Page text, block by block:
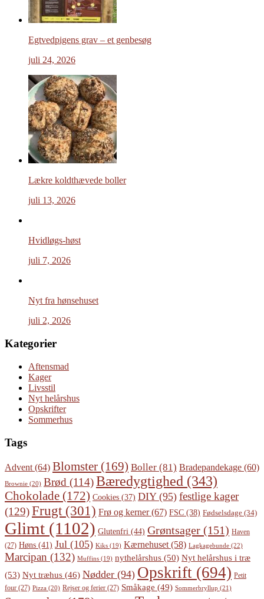
Egtvedpigens grav – et genbesøg
juli 24, 2026
Lækre koldthævede boller
juli 13, 2026
Hvidløgs-høst
juli 7, 2026
Nyt fra hønsehuset
juli 2, 2026
Kategorier
Aftensmad
Kager
Livsstil
Nyt helårshus
Opskrifter
Sommerhus
Tags
Advent (64) Blomster (169) Boller (81) Bradepandekage (60)
Brownie (20) Brød (114)Bæredygtighed (343)
Chokolade (172) Cookies (37) DIY(95) festlige kager
(129)Frugt(301) Frø og kerner(67) FSC (38) Fødselsdage (34)
Glimt (1102) Glutenfri (44) Grøntsager (151) Haven
(27) Høns (41) Jul (105) Kiks (19) Kærnehuset (58) Lagkagebunde (22)
Marcipan (132) Muffins (19) nythelårshus (50) Nyt helårshus i træ
(53) Nyt træhus (46) Nødder (94) Opskrift (694) Petit
four (27) Pizza (20) Rejser og ferier (27) Småkage (49) Sommerbryllup (21)